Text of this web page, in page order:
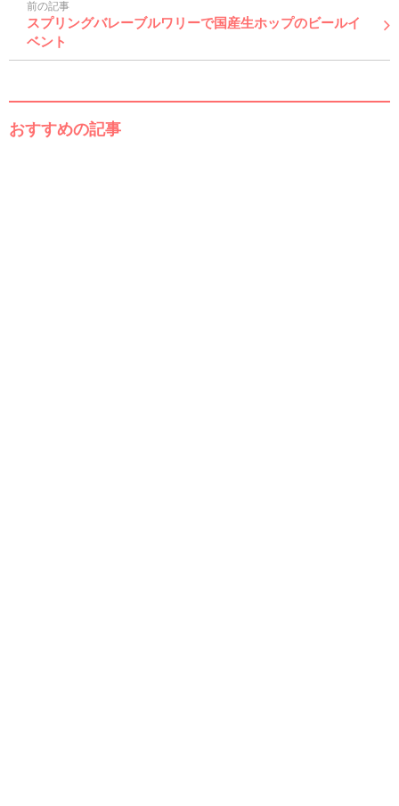
前の記事
スプリングバレーブルワリーで国産生ホップのビールイ
ベント
おすすめの記事